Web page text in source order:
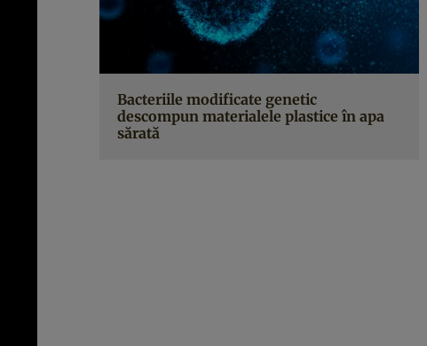
Bacteriile modificate genetic
descompun materialele plastice în apa
sărată